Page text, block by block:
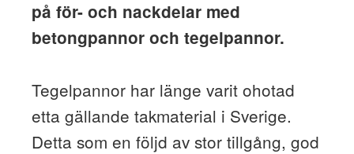
på för- och nackdelar med
betongpannor och tegelpannor.
Tegelpannor har länge varit ohotad
etta gällande takmaterial i Sverige.
Detta som en följd av stor tillgång, god